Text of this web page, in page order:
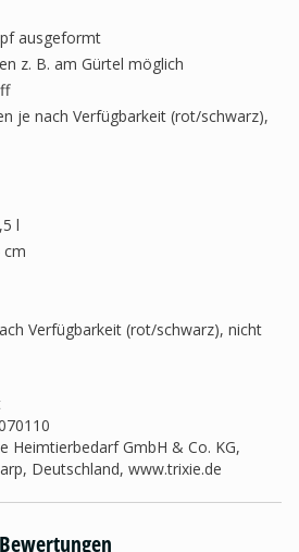
ausgeformt
z. B. am Gürtel möglich
je nach Verfügbarkeit (rot/schwarz),
l
cm
Verfügbarkeit (rot/schwarz), nicht
Heimtierbedarf GmbH & Co. KG,
Deutschland, www.trixie.de
Bewertungen